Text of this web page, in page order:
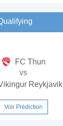
FC Thun
vs
Reykjavik
Voir Prédiction